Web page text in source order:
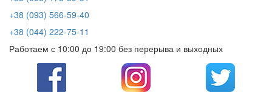
+38 (093) 566-59-40
+38 (044) 222-75-11
Работаем с 10:00 до 19:00 без перерыва и выходных